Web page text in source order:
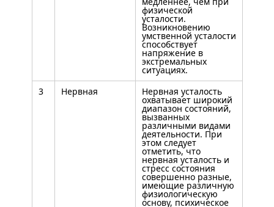
физической
усталости.
Возникновению
умственной усталости
способствует
напряжение в
экстремальных
ситуациях.
3
Нервная Нервная усталость
охватывает широкий
диапазон состояний,
вызванных
различными видами
деятельности. При
этом следует
отметить, что
нервная усталость и
стресс состояния
совершенно разные,
имеющие различную
физиологическую
основу, психическое